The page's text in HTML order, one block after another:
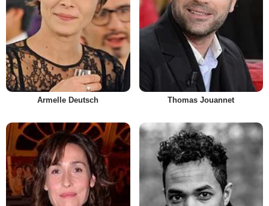
Armelle Deutsch Thomas Jouannet